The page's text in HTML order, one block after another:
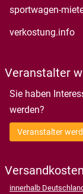
sportwagen-
verkostung.info
Veranstalter
Sie haben
werden?
Veranstalter
Versandkosten
innerhalb